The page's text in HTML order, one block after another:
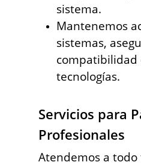
sistema.
Mantenemos
sistemas,
compatibilidad
tecnologías.
Servicios para
Profesionales
Atendemos a